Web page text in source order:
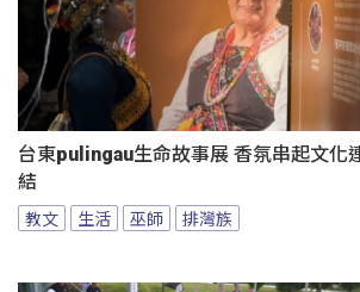
台東pulingau生命故事展 香氛串起文化
結
教文 生活 巫師 排灣族